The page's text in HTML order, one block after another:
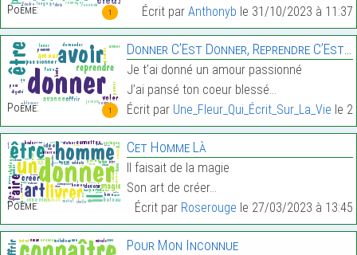
1
Poème:
Écrit par Anthonyb le 31/10/2023 à 11:37
1
Poème:
Donner C’Est Donner, Reprendre C’Est Avancer
Je t’ai donné un amour passionné
J’ai pansé ton coeur blessé…
Écrit par Une_Fleur_Qui_Écrit_Sur_La_Vie le
Poème:
Cet Homme Là
Il faisait de la magie
Son art de créer…
Écrit par Roserouge le 27/03/2023 à 13:45
Pour Mon Inconnue